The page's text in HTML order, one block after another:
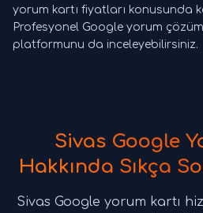
yorum kartı fiyatları konusunda
Profesyonel Google yorum
platformunu da inceleyebilirsiniz.
Sivas Google
Hakkında Sıkça
Sivas Google yorum kartı